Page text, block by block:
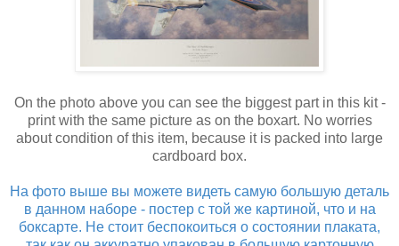
On the photo above you can see the biggest part in this kit -
print with the same picture as on the boxart. No worries
about condition of this item, because it is packed into large
cardboard box.
На фото выше вы можете видеть самую большую деталь
в данном наборе - постер с той же картиной, что и на
боксарте. Не стоит беспокоиться о состоянии плаката,